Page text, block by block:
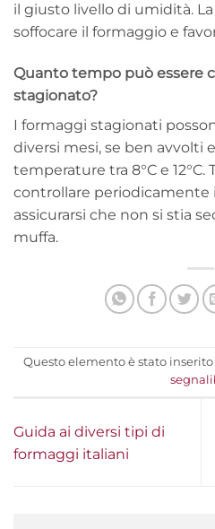
il giusto livello di umidità.
soffocare il formaggio e
Quanto tempo può essere
stagionato?
I formaggi stagionati
diversi mesi, se ben avvolti
temperature tra 8°C e
controllare periodicamente
assicurarsi che non si stia
muffa.
Questo elemento è stato inserito
Guida ai diversi tipi di
formaggi italiani